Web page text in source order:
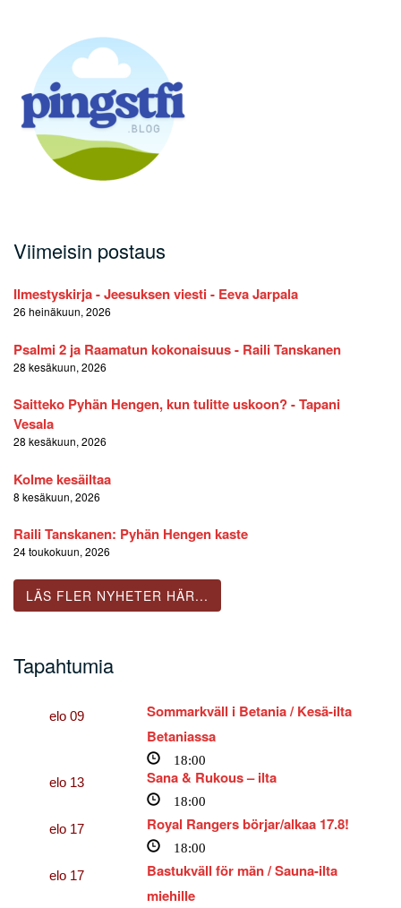
Viimeisin postaus
Ilmestyskirja - Jeesuksen viesti - Eeva Jarpala
26 heinäkuun, 2026
Psalmi 2 ja Raamatun kokonaisuus - Raili Tanskanen
28 kesäkuun, 2026
Saitteko Pyhän Hengen, kun tulitte uskoon? - Tapani
Vesala
28 kesäkuun, 2026
Kolme kesäiltaa
8 kesäkuun, 2026
Raili Tanskanen: Pyhän Hengen kaste
24 toukokuun, 2026
LÄS FLER NYHETER HÄR...
Tapahtumia
elo09
Sommarkväll i Betania / Kesä-ilta
Betaniassa
18:00
elo 13 Sana & Rukous – ilta
18:00
elo 17 Royal Rangers börjar/alkaa 17.8!
18:00
elo 17
Bastukväll för män / Sauna-ilta
miehille